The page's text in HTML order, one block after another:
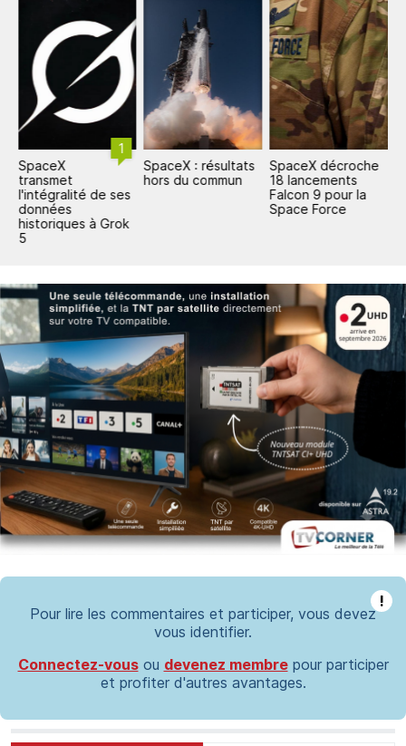
1
SpaceX
transmet
l'intégralité de ses
données
historiques à Grok
5
SpaceX : résultats
hors du commun
SpaceX décroche
18 lancements
Falcon 9 pour la
Space Force
!
Pour lire les commentaires et participer, vous devez
vous identifier.
Connectez-vousou devenez membrepour participer
et profiter d'autres avantages.